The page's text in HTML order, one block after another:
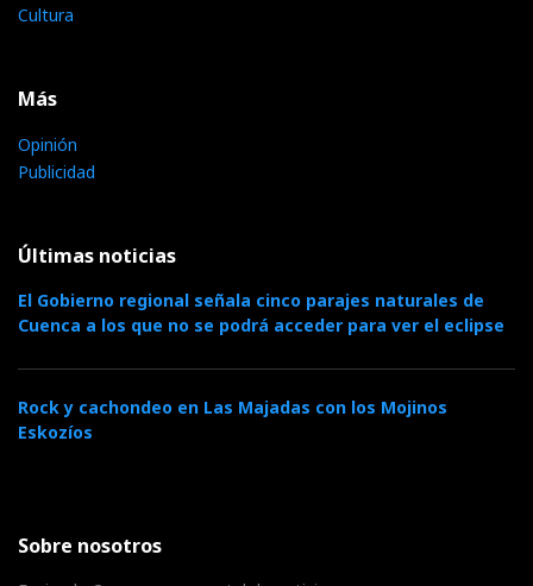
Cultura
Más
Opinión
Publicidad
Últimas noticias
El Gobierno regional señala cinco parajes naturales de
Cuenca a los que no se podrá acceder para ver el eclipse
Rock y cachondeo en Las Majadas con los Mojinos
Eskozíos
Sobre nosotros